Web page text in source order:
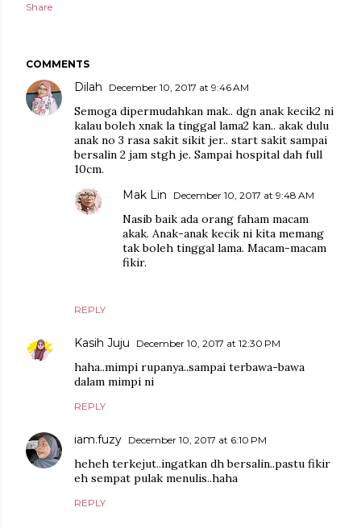
Share
COMMENTS
Dilah December 10, 2017 at 9:46 AM
Semoga dipermudahkan mak.. dgn anak kecik2 ni
kalau boleh xnak la tinggal lama2 kan.. akak dulu
anak no 3 rasa sakit sikit jer.. start sakit sampai
bersalin 2 jam stgh je. Sampai hospital dah full
10cm.
REPLY
Mak Lin December 10, 2017 at 9:48 AM
Nasib baik ada orang faham macam
akak. Anak-anak kecik ni kita memang
tak boleh tinggal lama. Macam-macam
fikir.
Kasih Juju December 10, 2017 at 12:30 PM
haha..mimpi rupanya..sampai terbawa-bawa
dalam mimpi ni
REPLY
iam.fuzy December 10, 2017 at 6:10 PM
heheh terkejut..ingatkan dh bersalin..pastu fikir
eh sempat pulak menulis..haha
REPLY